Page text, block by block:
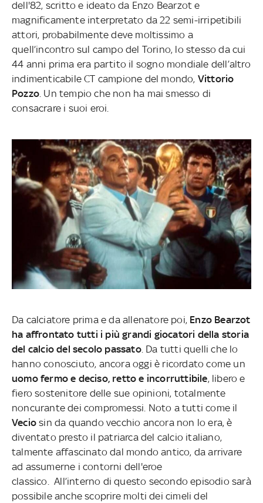
dell'82, scritto e ideato da Enzo Bearzot e
magnificamente interpretato da 22 semi-irripetibili
attori, probabilmente deve moltissimo a
quell’incontro sul campo del Torino, lo stesso da cui
44 anni prima era partito il sogno mondiale dell’altro
indimenticabile CT campione del mondo, Vittorio
Pozzo . Un tempio che non ha mai smesso di
consacrare i suoi eroi.
Da calciatore prima e da allenatore poi, Enzo Bearzot
ha affrontato tutti i più grandi giocatori della storia
del calcio del secolo passato. Da tutti quelli che lo
hanno conosciuto, ancora oggi è ricordato come un
uomo fermo e deciso, retto e incorruttibile, libero e
fiero sostenitore delle sue opinioni, totalmente
noncurante dei compromessi. Noto a tutti come il
Vecio sin da quando vecchio ancora non lo era, è
diventato presto il patriarca del calcio italiano,
talmente affascinato dal mondo antico, da arrivare
ad assumerne i contorni dell'eroe
classico.All’interno di questo secondo episodio sarà
possibile anche scoprire molti dei cimeli del